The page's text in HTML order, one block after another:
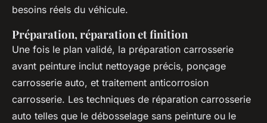
besoins réels du véhicule.
Préparation, réparation et finition
Une fois le plan validé, la préparation carrosserie
avant peinture inclut nettoyage précis, ponçage
carrosserie auto, et traitement anticorrosion
carrosserie. Les techniques de réparation carrosserie
auto telles que le débosselage sans peinture ou le